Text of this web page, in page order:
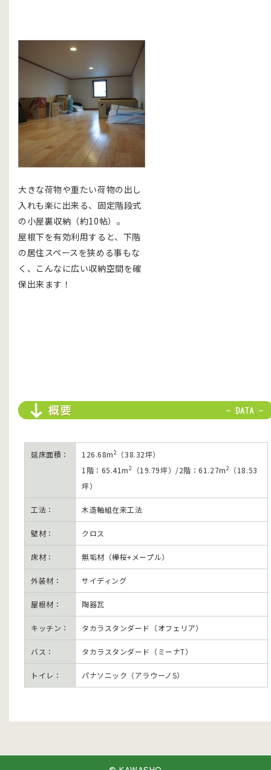
大きな荷物や重たい荷物の出し
入れも楽に出来る、固定階段式
の小屋裏収納（約10帖）。
屋根下を有効利用すると、下階
の居住スペースを狭める事もな
く、こんなに広い収納空間を確
保出来ます！
延床面積： 126.68m2
（38.32坪）
1階：65.41m2 （19.79坪）/2階：61.27m2
（18.53
坪）
工法： 木造軸組在来工法
壁材： クロス
床材： 無垢材（樺桜+メープル）
外装材： サイディング
屋根材： 陶器瓦
キッチン： タカラスタンダード（オフェリア）
バス： タカラスタンダード（ミーナT）
トイレ： パナソニック（アラウーノS）